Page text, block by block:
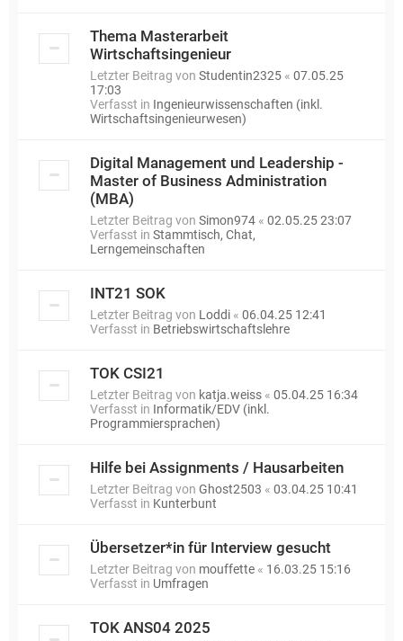
Thema Masterarbeit
Wirtschaftsingenieur
Letzter Beitrag von Studentin2325 « 07.05.25
17:03
Verfasst in Ingenieurwissenschaften (inkl.
Wirtschaftsingenieurwesen)
Digital Management und Leadership -
Master of Business Administration
(MBA)
Letzter Beitrag von Simon974 « 02.05.25 23:07
Verfasst in Stammtisch, Chat,
Lerngemeinschaften
INT21 SOK
Letzter Beitrag von Loddi « 06.04.25 12:41
Verfasst in Betriebswirtschaftslehre
TOK CSI21
Letzter Beitrag von katja.weiss « 05.04.25 16:34
Verfasst in Informatik/EDV (inkl.
Programmiersprachen)
Hilfe bei Assignments / Hausarbeiten
Letzter Beitrag von Ghost2503 « 03.04.25 10:41
Verfasst in Kunterbunt
Übersetzer*in für Interview gesucht
Letzter Beitrag von mouffette « 16.03.25 15:16
Verfasst in Umfragen
TOK ANS04 2025